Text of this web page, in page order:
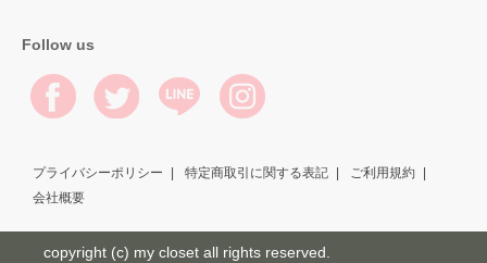
Follow us
プライバシーポリシー 特定商取引に関する表記
ご利用規約
会社概要
copyright (c) my closet all rights reserved.